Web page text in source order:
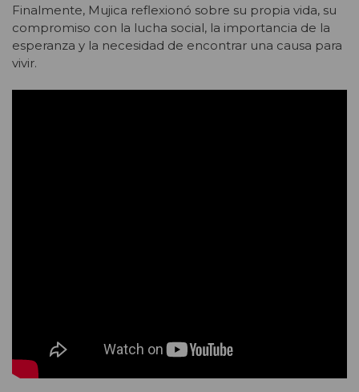
Finalmente, Mujica reflexionó sobre su propia vida, su
compromiso con la lucha social, la importancia de la
esperanza y la necesidad de encontrar una causa para
vivir.